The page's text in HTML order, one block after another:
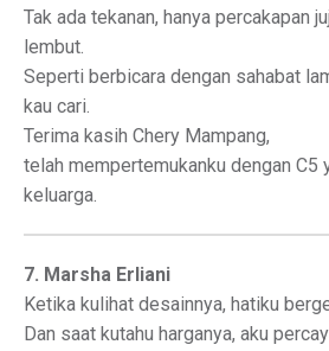
Tak ada tekanan, hanya percakapan
lembut.
Seperti berbicara dengan sahabat
kau cari.
Terima kasih Chery Mampang,
telah mempertemukanku dengan C5
keluarga.
7. Marsha Erliani
Ketika kulihat desainnya, hatiku
Dan saat kutahu harganya, aku